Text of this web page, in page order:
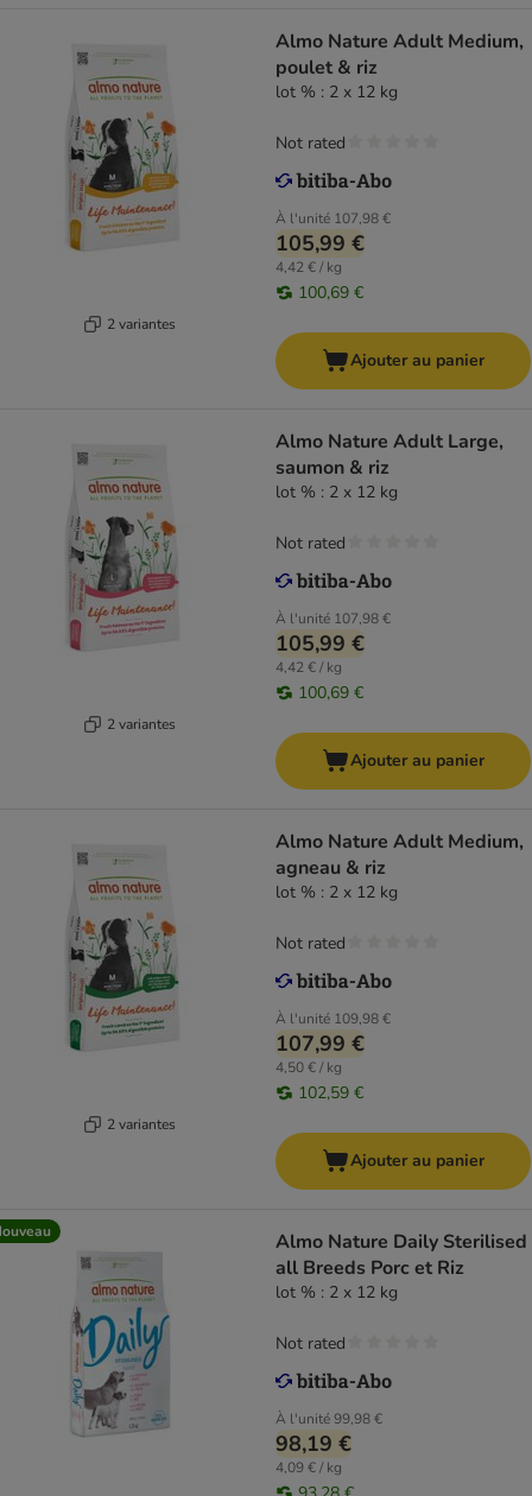
2 variantes
Almo Nature Adult Medium,
poulet & riz
lot % : 2 x 12 kg
À l'unité 107,98 €
105,99 €
4,42 € / kg
100,69 €
Not rated
Ajouter au panier
2 variantes
Almo Nature Adult Large,
saumon & riz
lot % : 2 x 12 kg
À l'unité 107,98 €
105,99 €
4,42 € / kg
100,69 €
Not rated
Ajouter au panier
2 variantes
Almo Nature Adult Medium,
agneau & riz
lot % : 2 x 12 kg
À l'unité 109,98 €
107,99 €
4,50 € / kg
102,59 €
Not rated
Ajouter au panier
Almo Nature Daily Sterilised
all Breeds Porc et Riz
lot % : 2 x 12 kg
À l'unité99,98 €
98,19 €
4,09 € / kg
Not rated